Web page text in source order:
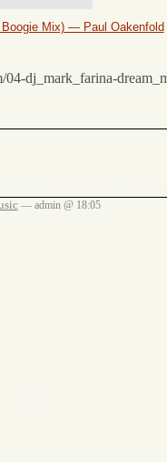
Mix) — Paul Oakenfold
04-dj_mark_farina-
— admin @ 18:05